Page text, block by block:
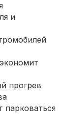
и
прогрев
парковаться